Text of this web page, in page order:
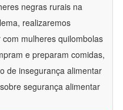
negras rurais na
realizaremos
mulheres quilombolas
e preparam comidas,
de insegurança alimentar
segurança alimentar